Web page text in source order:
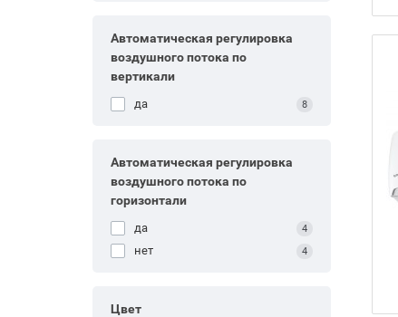
Автоматическая регулировка
воздушного потока по
вертикали
да 8
Автоматическая регулировка
воздушного потока по
горизонтали
да 4
нет 4
Цвет